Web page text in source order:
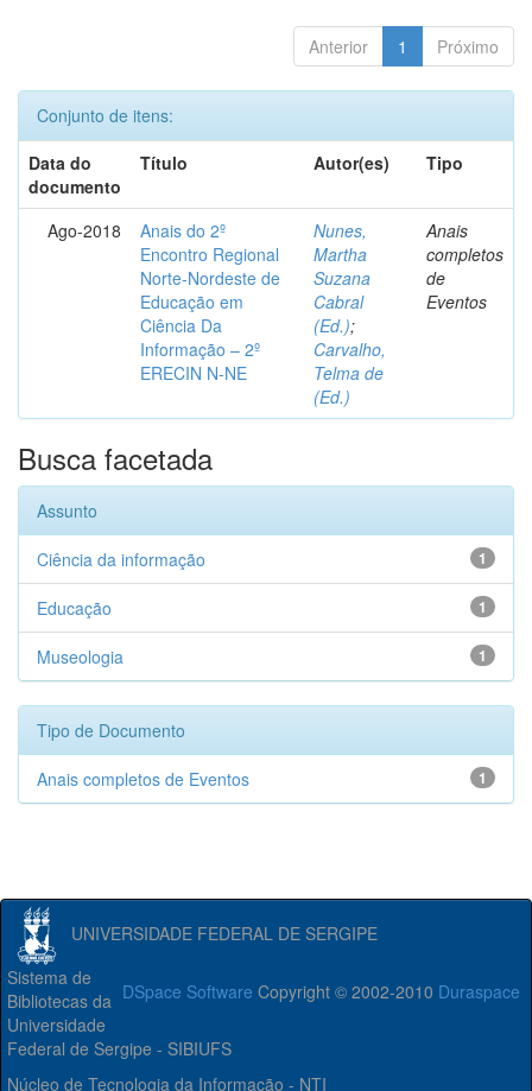
Anterior 1 Próximo
Conjunto de itens:
Data do
documento
Título Autor(es) Tipo
Ago-2018
Anais do 2º
Encontro Regional
Norte-Nordeste de
Educação em
Ciência Da
Informação – 2º
ERECIN N-NE
Nunes,
Martha
Suzana
Cabral
(Ed.);
Carvalho,
Telma de
(Ed.)
Anais
completos
de
Eventos
Busca facetada
Assunto
1
Ciência da informação
1
Educação
1
Museologia
Tipo de Documento
1
Anais completos de Eventos
UNIVERSIDADE FEDERAL DE SERGIPE
DSpace Software Copyright © 2002-2010 Duraspace
Sistema de
Bibliotecas da
Universidade
Federal de Sergipe - SIBIUFS
Núcleo de Tecnologia da Informação - NTI